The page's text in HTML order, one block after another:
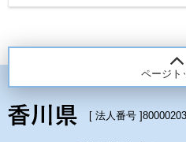
ページト
[ 法人番号 ]